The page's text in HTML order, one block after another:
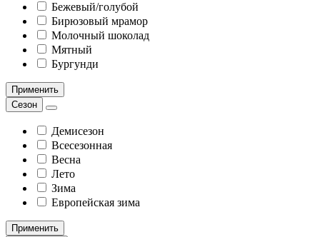
Бежевый/голубой
Бирюзовый мрамор
Молочный шоколад
Мятный
Бургунди
Применить
Сезон
Демисезон
Всесезонная
Весна
Лето
Зима
Европейская зима
Применить